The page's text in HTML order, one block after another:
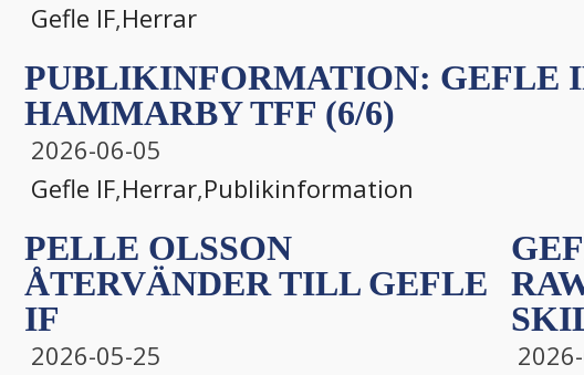
Gefle IF,Herrar
PUBLIKINFORMATION: GEFLE
HAMMARBY TFF (6/6)
2026-06-05
Gefle IF,Herrar,Publikinformation
PELLE OLSSON
ÅTERVÄNDER TILL GEFLE
IF
2026-05-25